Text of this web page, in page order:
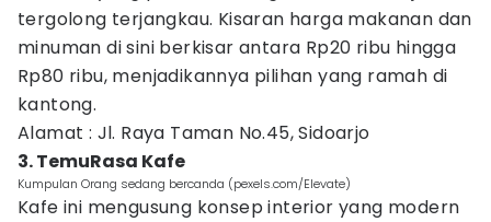
tergolong terjangkau. Kisaran harga makanan dan
minuman di sini berkisar antara Rp20 ribu hingga
Rp80 ribu, menjadikannya pilihan yang ramah di
kantong.
Alamat : Jl. Raya Taman No.45, Sidoarjo
3. TemuRasa Kafe
Kumpulan Orang sedang bercanda (pexels.com/Elevate)
Kafe ini mengusung konsep interior yang modern